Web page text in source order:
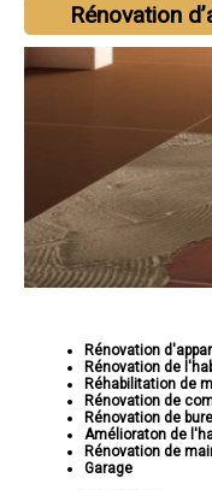
Rénovation
Rénovation
Rénovation de
Réhabilitation de
Rénovation de
Rénovation de
Amélioraton de
Rénovation de
Garage